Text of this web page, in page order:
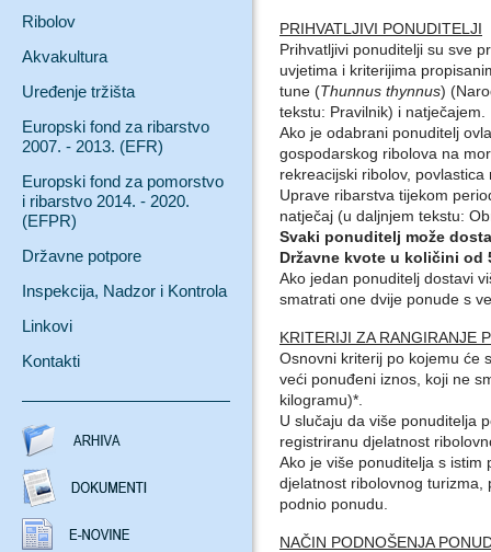
Ribolov
Akvakultura
Uređenje tržišta
Europski fond za ribarstvo
2007. - 2013. (EFR)
Europski fond za pomorstvo
i ribarstvo 2014. - 2020.
(EFPR)
Državne potpore
Inspekcija, Nadzor i Kontrola
Linkovi
Kontakti
PRIHVATLJIVI PONUDITELJI
Prihvatljivi ponuditelji su sve
uvjetima i kriterijima
tune (Thunnus thynnus)
tekstu: Pravilnik) i natječajem.
Ako je odabrani ponuditelj
gospodarskog ribolova na
rekreacijski ribolov,
Uprave ribarstva tijekom
natječaj (u daljnjem tekstu:
Svaki ponuditelj može
Državne kvote u količini od
Ako jedan ponuditelj dostavi
smatrati one dvije ponude s
KRITERIJI ZA RANGIRANJE
Osnovni kriterij po kojemu će
veći ponuđeni iznos, koji ne
kilogramu)*.
U slučaju da više ponuditelja
registriranu djelatnost
Ako je više ponuditelja s istim
djelatnost ribolovnog turizma,
podnio ponudu.
NAČIN PODNOŠENJA